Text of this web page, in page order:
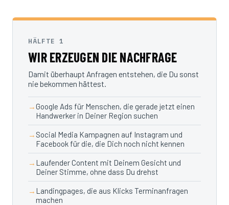
HÄLFTE 1
WIR ERZEUGEN DIE NACHFRAGE
Damit überhaupt Anfragen entstehen, die Du sonst
nie bekommen hättest.
Google Ads für Menschen, die gerade jetzt einen
Handwerker in Deiner Region suchen
Social Media Kampagnen auf Instagram und
Facebook für die, die Dich noch nicht kennen
Laufender Content mit Deinem Gesicht und
Deiner Stimme, ohne dass Du drehst
Landingpages, die aus Klicks Terminanfragen
machen